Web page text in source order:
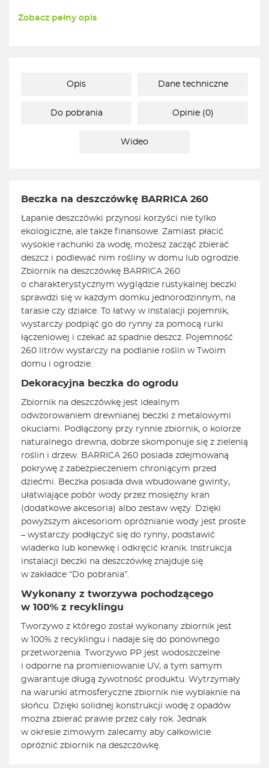
Zobacz pełny opis
Opis Dane techniczne
Do pobrania Opinie (0)
Wideo
Beczka na deszczówkę BARRICA 260
Łapanie deszczówki przynosi korzyści nie tylko
ekologiczne, ale także finansowe. Zamiast płacić
wysokie rachunki za wodę, możesz zacząć zbierać
deszcz i podlewać nim rośliny w domu lub ogrodzie.
Zbiornik na deszczówkę BARRICA 260
o charakterystycznym wyglądzie rustykalnej beczki
sprawdzi się w każdym domku jednorodzinnym, na
tarasie czy działce. To łatwy w instalacji pojemnik,
wystarczy podpiąć go do rynny za pomocą rurki
łączeniowej i czekać aż spadnie deszcz. Pojemność
260 litrów wystarczy na podlanie roślin w Twoim
domu i ogrodzie.
Dekoracyjna beczka do ogrodu
Zbiornik na deszczówkę jest idealnym
odwzorowaniem drewnianej beczki z metalowymi
okuciami. Podłączony przy rynnie zbiornik, o kolorze
naturalnego drewna, dobrze skomponuje się z zielenią
roślin i drzew. BARRICA 260 posiada zdejmowaną
pokrywę z zabezpieczeniem chroniącym przed
dziećmi. Beczka posiada dwa wbudowane gwinty,
ułatwiające pobór wody przez mosiężny kran
(dodatkowe akcesoria) albo zestaw węży. Dzięki
powyższym akcesoriom opróżnianie wody jest proste
– wystarczy podłączyć się do rynny, podstawić
wiaderko lub konewkę i odkręcić kranik. Instrukcja
instalacji beczki na deszczówkę znajduje się
w zakładce “Do pobrania”.
Wykonany z tworzywa pochodzącego
w 100% z recyklingu
Tworzywo z którego został wykonany zbiornik jest
w 100% z recyklingu i nadaje się do ponownego
przetworzenia. Tworzywo PP jest wodoszczelne
i odporne na promieniowanie UV, a tym samym
gwarantuje długą żywotność produktu. Wytrzymały
na warunki atmosferyczne zbiornik nie wyblaknie na
słońcu. Dzięki solidnej konstrukcji wodę z opadów
można zbierać prawie przez cały rok. Jednak
w okresie zimowym zalecamy aby całkowicie
opróżnić zbiornik na deszczówkę.